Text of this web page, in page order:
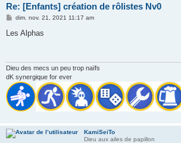
Re: [Enfants] création de rôlistes Nv0
M
s
dim. nov. 21, 2021 11:17 am
Les Alphas
Dieu des mecs un peu trop naïfs
dK synergique for ever
KamiSeiTo
Dieu aux ailes de papillon